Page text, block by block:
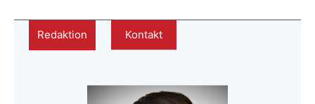
Redaktion Kontakt